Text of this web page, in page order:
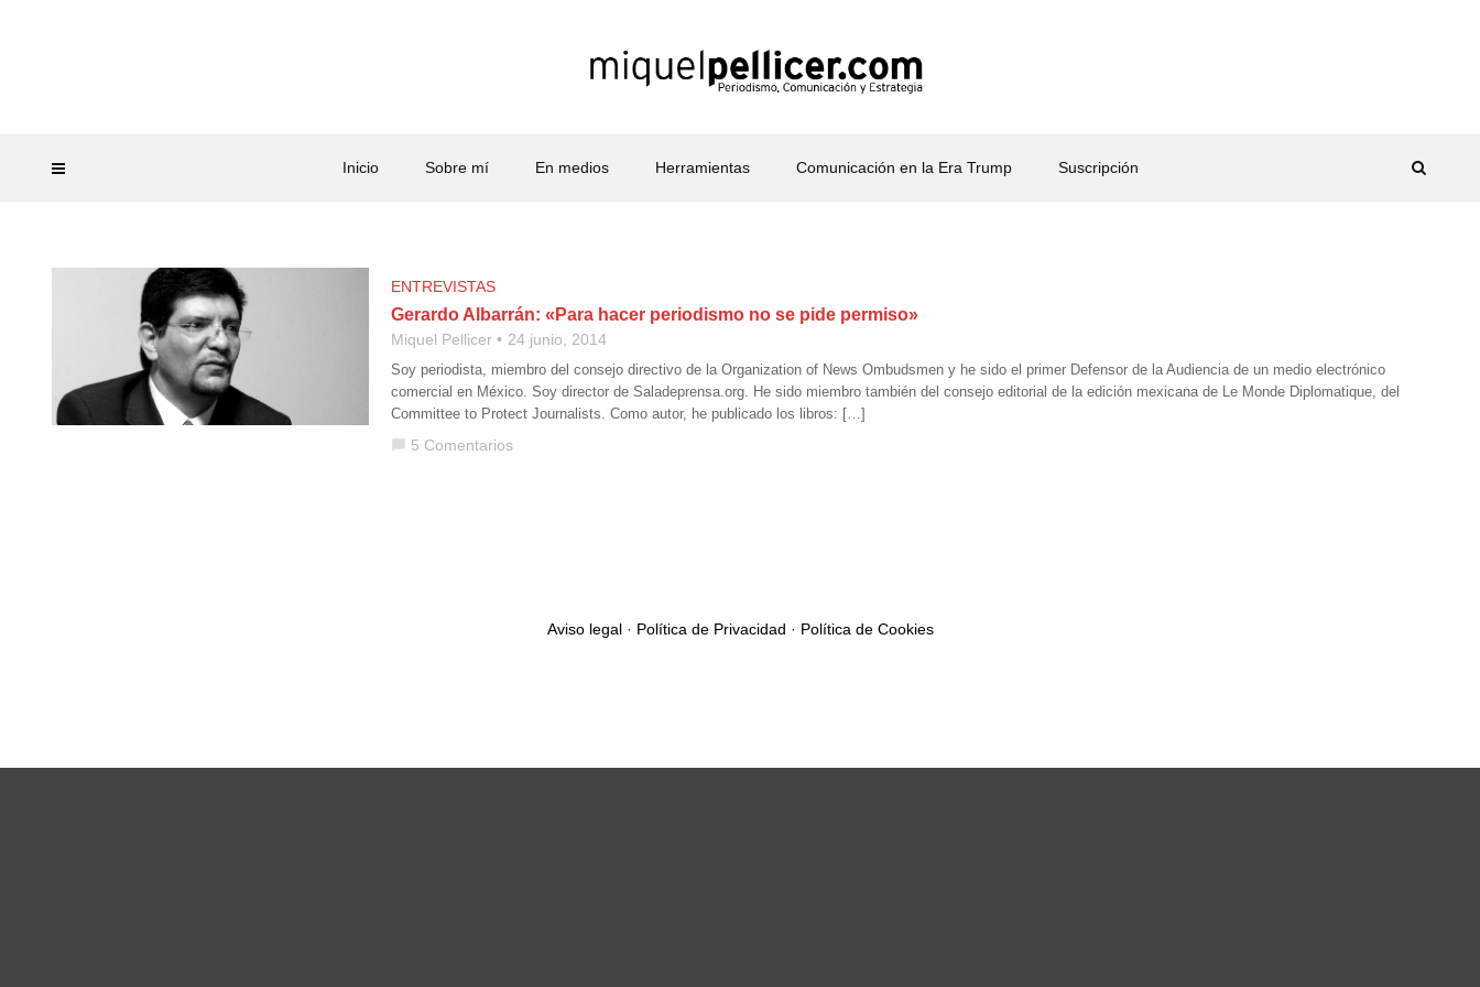
Inicio Sobre mí En medios Herramientas Comunicación en la Era Trump Suscripción
ENTREVISTAS
Gerardo Albarrán: «Para hacer periodismo no se pide permiso»
Miquel Pellicer 24 junio, 2014
Soy periodista, miembro del consejo directivo de la Organization of News Ombudsmen y he sido el primer Defensor de la Audiencia de un medio electrónico
comercial en México. Soy director de Saladeprensa.org. He sido miembro también del consejo editorial de la edición mexicana de Le Monde Diplomatique, del
Committee to Protect Journalists. Como autor, he publicado los libros: […]
chat_bubble 5 Comentarios
Aviso legal· Política de Privacidad · Política de Cookies